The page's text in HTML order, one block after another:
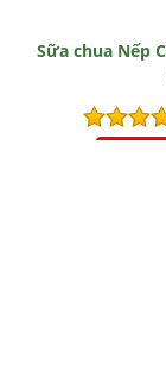
Sữa chua Nếp